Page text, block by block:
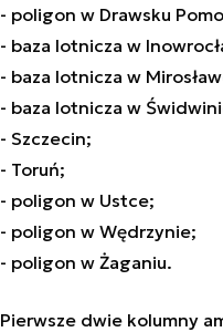
- poligon w Drawsku
- baza lotnicza w
- baza lotnicza w
- baza lotnicza w
- Szczecin;
- Toruń;
- poligon w Ustce;
- poligon w Wędrzynie;
- poligon w Żaganiu.
Pierwsze dwie kolumny